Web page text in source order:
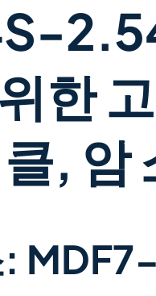
한
, 암
: